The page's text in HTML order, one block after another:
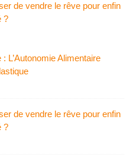
de vendre le rêve pour enfin
?
Alimentaire
de vendre le rêve pour enfin
?